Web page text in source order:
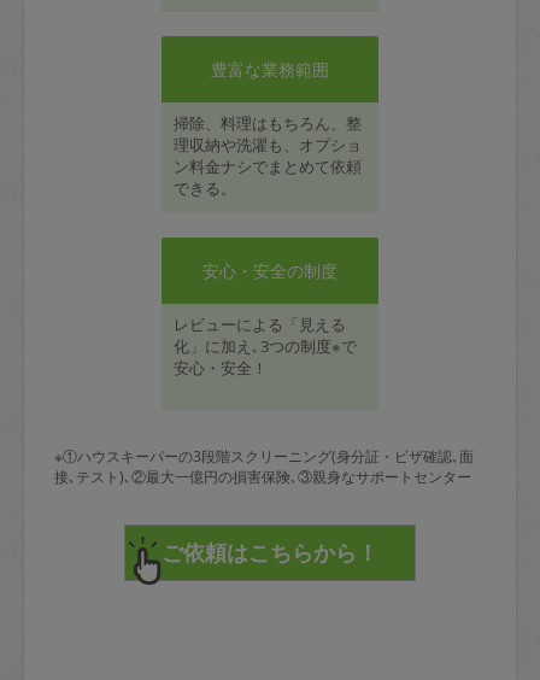
豊富な業務範囲
掃除、料理はもちろん、整
理収納や洗濯も、オプショ
ン料金ナシでまとめて依頼
できる。
安心・安全の制度
レビューによる「見える
化」に加え､3つの制度※で
安心・安全！
※①ハウスキーパーの3段階スクリーニング(身分証・ビザ確認､面
接､テスト)､②最大一億円の損害保険､③親身なサポートセンター